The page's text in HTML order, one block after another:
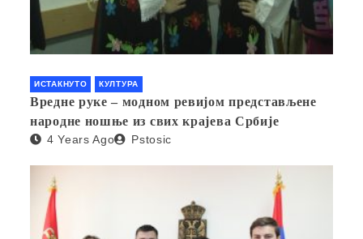
ИСТАКНУТО КУЛТУРА
Вредне руке – модном ревијом представљене
народне ношње из свих крајева Србије
4 Years Ago Pstosic